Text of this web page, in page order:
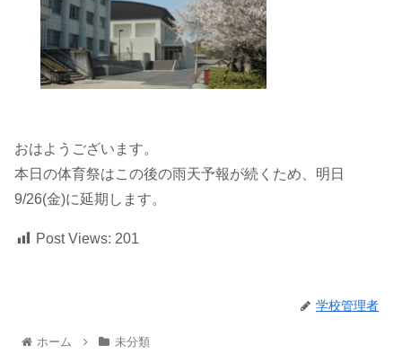
おはようございます。
本日の体育祭はこの後の雨天予報が続くため、明日
9/26(金)に延期します。
Post Views: 201
学校管理者
ホーム 未分類